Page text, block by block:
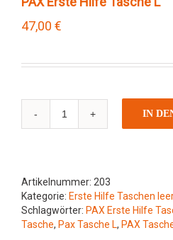
47,00 €
Erste
IN
Artikelnummer: 203
Kategorie: Erste Hilfe Taschen
Schlagwörter: PAX Erste Hilfe
Tasche, Pax Tasche L, PAX